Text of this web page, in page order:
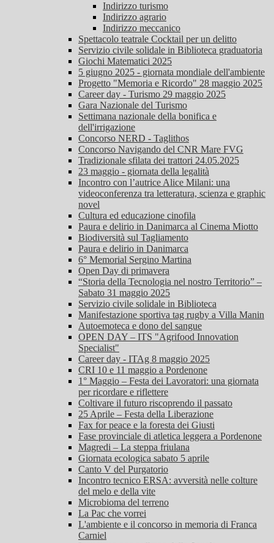
Indirizzo turismo
Indirizzo agrario
Indirizzo meccanico
Spettacolo teatrale Cocktail per un delitto
Servizio civile solidale in Biblioteca graduatoria
Giochi Matematici 2025
5 giugno 2025 - giornata mondiale dell'ambiente
Progetto "Memoria e Ricordo" 28 maggio 2025
Career day - Turismo 29 maggio 2025
Gara Nazionale del Turismo
Settimana nazionale della bonifica e
dell'irrigazione
Concorso NERD - Taglithos
Concorso Navigando del CNR Mare FVG
Tradizionale sfilata dei trattori 24.05.2025
23 maggio - giornata della legalità
Incontro con l’autrice Alice Milani: una
videoconferenza tra letteratura, scienza e graphic
novel
Cultura ed educazione cinofila
Paura e delirio in Danimarca al Cinema Miotto
Biodiversità sul Tagliamento
Paura e delirio in Danimarca
6° Memorial Sergino Martina
Open Day di primavera
“Storia della Tecnologia nel nostro Territorio” –
Sabato 31 maggio 2025
Servizio civile solidale in Biblioteca
Manifestazione sportiva tag rugby a Villa Manin
Autoemoteca e dono del sangue
OPEN DAY – ITS "Agrifood Innovation
Specialist"
Career day - ITAg 8 maggio 2025
CRI 10 e 11 maggio a Pordenone
1° Maggio – Festa dei Lavoratori: una giornata
per ricordare e riflettere
Coltivare il futuro riscoprendo il passato
25 Aprile – Festa della Liberazione
Fax for peace e la foresta dei Giusti
Fase provinciale di atletica leggera a Pordenone
Magredi – La steppa friulana
Giornata ecologica sabato 5 aprile
Canto V del Purgatorio
Incontro tecnico ERSA: avversità nelle colture
del melo e della vite
Microbioma del terreno
La Pac che vorrei
L'ambiente e il concorso in memoria di Franca
Carniel